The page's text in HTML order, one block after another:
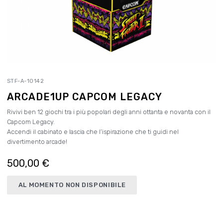
STF-A-10142
ARCADE1UP CAPCOM LEGACY
Rivivi ben 12 giochi tra i più popolari degli anni ottanta e novanta con il
Capcom Legacy.
Accendi il cabinato e lascia che l’ispirazione che ti guidi nel
divertimento arcade!
500,00 €
AL MOMENTO NON DISPONIBILE